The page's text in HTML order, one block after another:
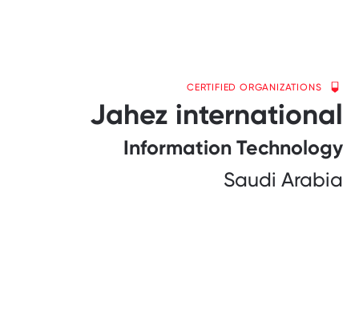
CERTIFIED ORGANIZATIONS
Jahez international
Information Technology
Saudi Arabia